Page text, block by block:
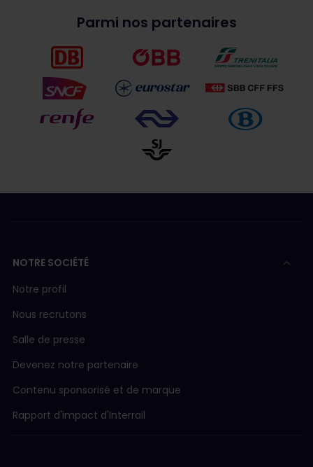
Parmi nos partenaires
NOTRE SOCIÉTÉ
Notre profil
Nous recrutons
Salle de presse
Devenez notre partenaire
Contenu sponsorisé et de marque
Rapport d'impact d'Interrail